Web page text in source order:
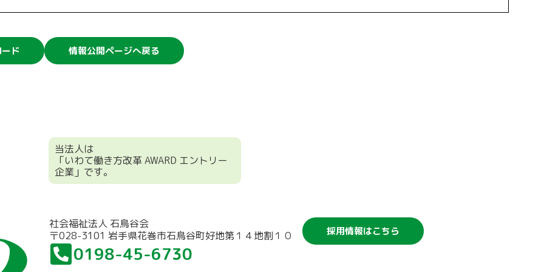
ド 情報公開ページへ戻る
当法人は
「いわて働き方改革 AWARD エントリー
企業」です。
社会福祉法人 石鳥谷会
〒028-3101 岩手県花巻市石鳥谷町好地第１４地割１０
0198-45-6730
採用情報はこちら